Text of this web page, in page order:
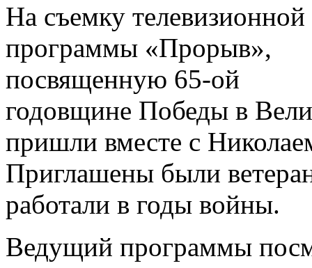
На съемку телевизионной
программы «Прорыв»,
посвященную 65-ой
годовщине Победы в
пришли вместе с
Приглашены были
работали в годы войны.
Ведущий программы